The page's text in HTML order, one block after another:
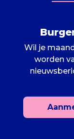
Wil je
worden